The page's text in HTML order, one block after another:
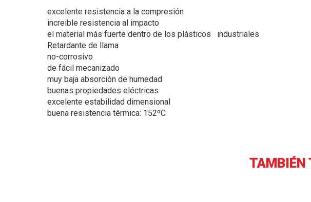
excelente resistencia a la compresión
increible resistencia al impacto
el material más fuerte dentro de los plásticos industriales
Retardante de llama
no-corrosivo
de fácil mecanizado
muy baja absorción de humedad
buenas propiedades eléctricas
excelente estabilidad dimensional
buena resistencia térmica: 152ºC
TAMBIÉN